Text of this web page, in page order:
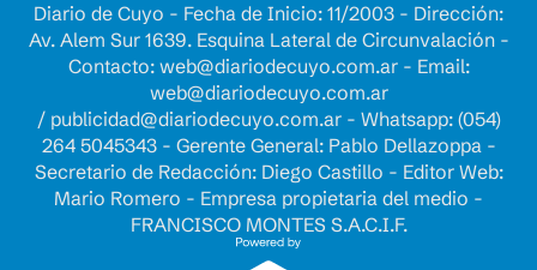
Diario de Cuyo - Fecha de Inicio: 11/2003 - Dirección:
Av. Alem Sur 1639. Esquina Lateral de Circunvalación -
Contacto: web@diariodecuyo.com.ar- Email:
web@diariodecuyo.com.ar
/ publicidad@diariodecuyo.com.ar- Whatsapp: (054)
264 5045343 - Gerente General: Pablo Dellazoppa -
Secretario de Redacción: Diego Castillo - Editor Web:
Mario Romero - Empresa propietaria del medio -
FRANCISCO MONTES S.A.C.I.F.